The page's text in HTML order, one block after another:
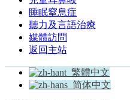
睡眠窒息症
聽力及言語治療
媒體訪問
返回主站
繁體中文
简体中文